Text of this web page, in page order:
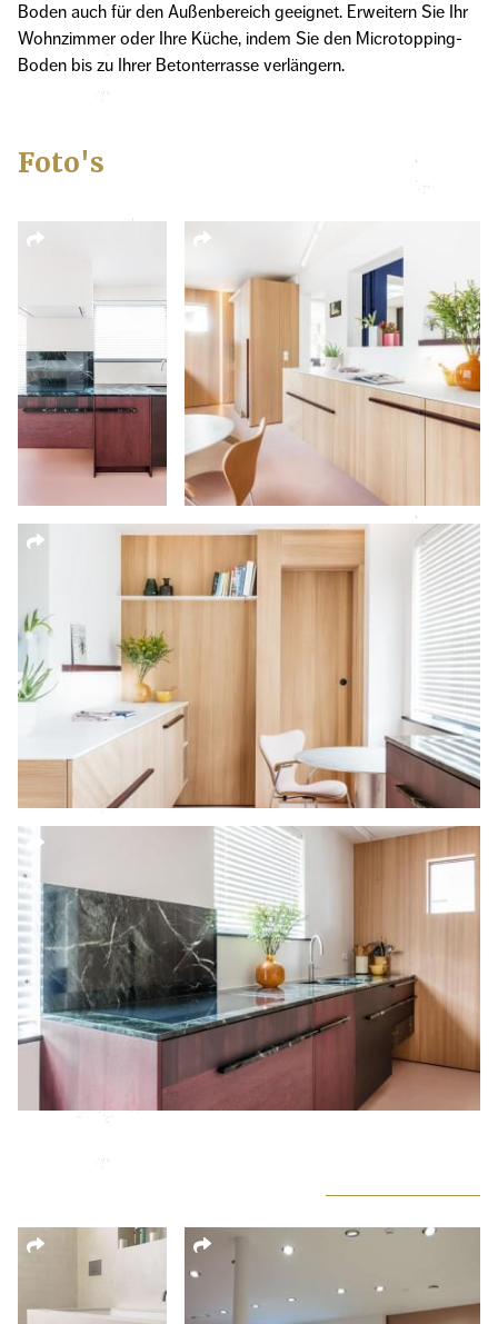
Boden auch für den Außenbereich geeignet. Erweitern Sie Ihr
Wohnzimmer oder Ihre Küche, indem Sie den Microtopping-
Boden bis zu Ihrer Betonterrasse verlängern.
Foto's